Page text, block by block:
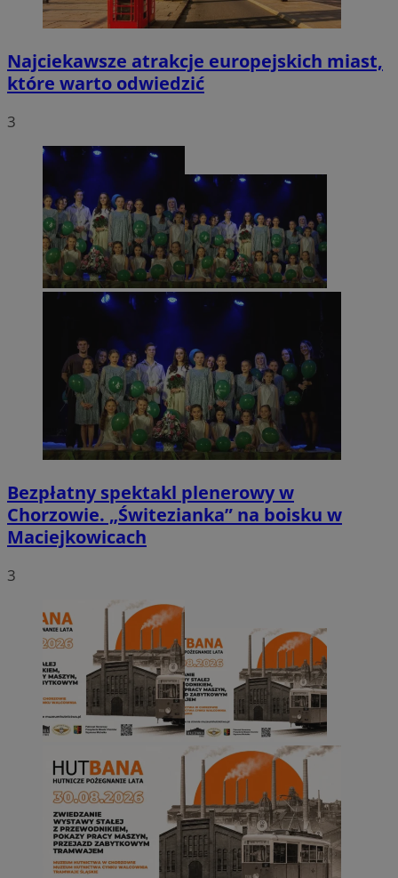
Najciekawsze atrakcje europejskich miast,
które warto odwiedzić
3
Bezpłatny spektakl plenerowy w
Chorzowie. „Świtezianka” na boisku w
Maciejkowicach
3